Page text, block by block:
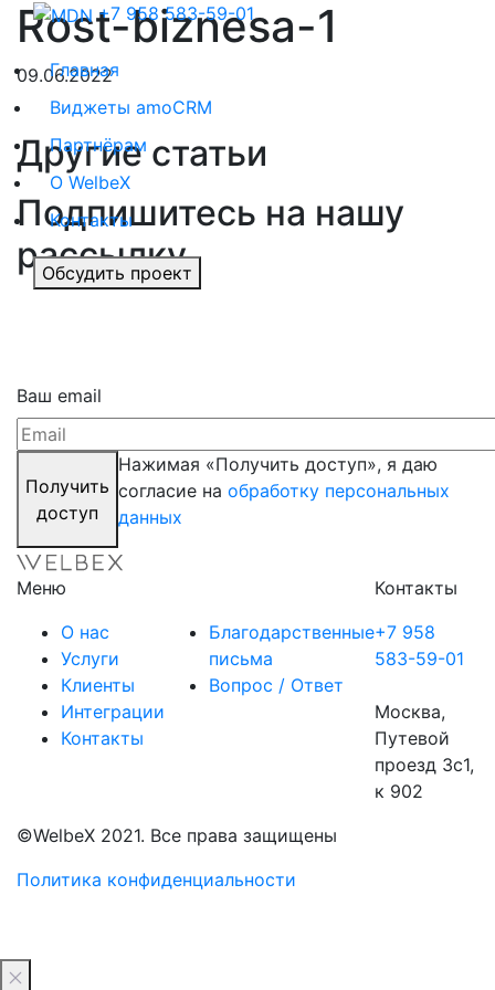
+7 958 583-59-01
Главная
Виджеты amoCRM
Партнёрам
О WelbeX
Контакты
Обсудить проект
Rost-biznesa-1
09.06.2022
Другие статьи
Подпишитесь на нашу
рассылку
Ваш email
Получить
доступ
Нажимая «Получить доступ», я даю
согласие на обработку персональных
данных
Меню
О нас
Услуги
Клиенты
Интеграции
Контакты
Благодарственные
письма
Вопрос / Ответ
Контакты
+7 958
583-59-01
Москва,
Путевой
проезд 3с1,
к 902
©WelbeX 2021. Все права защищены
Политика конфиденциальности